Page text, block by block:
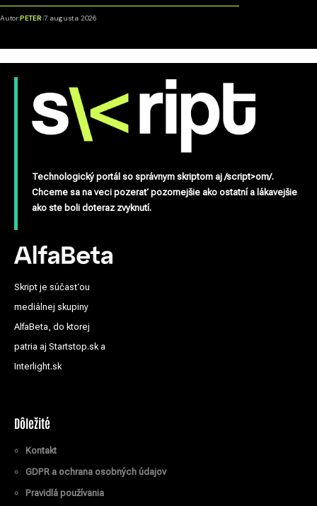
Autor:PETER 7. augusta 2026
Technologický portál so správnym skriptom aj /script>om/.
Chceme sa na veci pozerať pozornejšie ako ostatní a lákavejšie
ako ste boli doteraz zvyknutí.
Skript je súčasťou
mediálnej skupiny
AlfaBeta, do ktorej
patria aj Startstop.sk a
Interlight.sk
Dôležité
Kontakt
GDPR a ochrana osobných údajov
Pravidlá používania